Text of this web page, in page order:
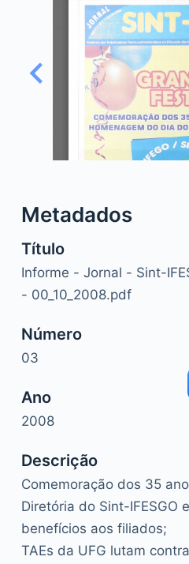
Metadados
Título
Informe - Jornal - Sint-
- 00_10_2008.pdf
Número
03
Ano
2008
Descrição
Comemoração dos 35
Diretória do Sint-IFESGO
benefícios aos filiados;
TAEs da UFG lutam